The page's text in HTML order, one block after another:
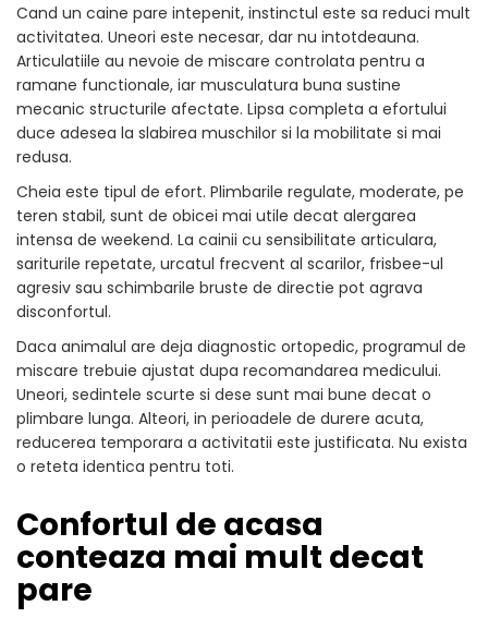
Cand un caine pare intepenit, instinctul este sa reduci mult
activitatea. Uneori este necesar, dar nu intotdeauna.
Articulatiile au nevoie de miscare controlata pentru a
ramane functionale, iar musculatura buna sustine
mecanic structurile afectate. Lipsa completa a efortului
duce adesea la slabirea muschilor si la mobilitate si mai
redusa.
Cheia este tipul de efort. Plimbarile regulate, moderate, pe
teren stabil, sunt de obicei mai utile decat alergarea
intensa de weekend. La cainii cu sensibilitate articulara,
sariturile repetate, urcatul frecvent al scarilor, frisbee-ul
agresiv sau schimbarile bruste de directie pot agrava
disconfortul.
Daca animalul are deja diagnostic ortopedic, programul de
miscare trebuie ajustat dupa recomandarea medicului.
Uneori, sedintele scurte si dese sunt mai bune decat o
plimbare lunga. Alteori, in perioadele de durere acuta,
reducerea temporara a activitatii este justificata. Nu exista
o reteta identica pentru toti.
Confortul de acasa
conteaza mai mult decat
pare